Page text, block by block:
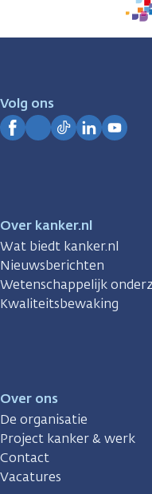
Volg ons
Over kanker.nl
Wat biedt kanker.nl
Nieuwsberichten
Wetenschappelijk
Kwaliteitsbewaking
Over ons
De organisatie
Project kanker & werk
Contact
Vacatures